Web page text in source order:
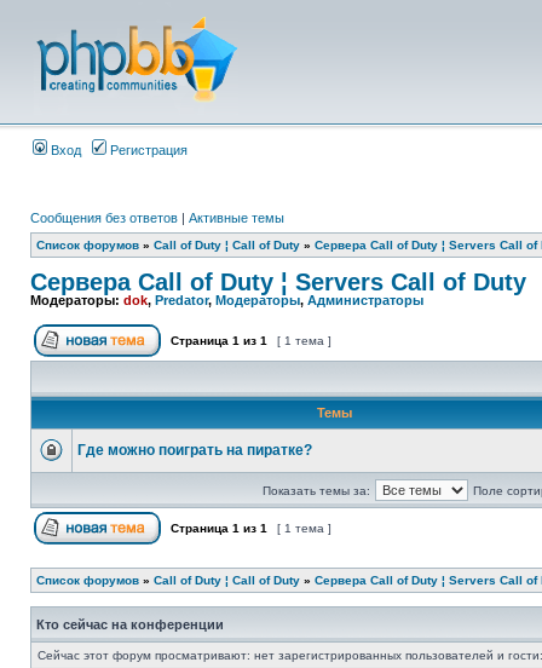
Вход Регистрация
Сообщения без ответов | Активные темы
Список форумов » Call of Duty ¦ Call of Duty » Сервера Call of Duty ¦ Servers Call of
Сервера Call of Duty ¦ Servers Call of Duty
Модераторы: dok, Predator, Модераторы, Администраторы
Страница 1 из 1 [ 1 тема ]
Темы
Где можно поиграть на пиратке?
Показать темы за: Поле
Страница 1 из 1 [ 1 тема ]
Список форумов » Call of Duty ¦ Call of Duty » Сервера Call of Duty ¦ Servers Call of
Кто сейчас на конференции
Сейчас этот форум просматривают: нет зарегистрированных пользователей и